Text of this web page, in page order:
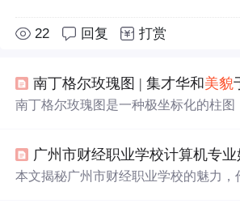
22 回复 打赏
南丁格尔玫瑰图 | 集才华和美貌
南丁格尔玫瑰图是一种极坐标化的柱图
展示周期性和类目数据。尽管有争议，
域仍广泛应用，如基础玫瑰图、堆叠玫
本文揭秘广州市财经职业学校的魅力，